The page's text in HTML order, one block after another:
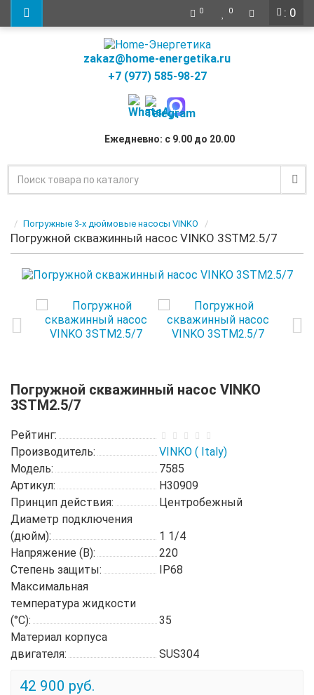
: 0
0 0
zakaz@home-energetika.ru
+7 (977) 585-98-27
Ежедневно: с 9.00 до 20.00
Погружные 3-х дюймовые насосы VINKO
Погружной скважинный насос VINKO 3STM2.5/7
Погружной скважинный насос VINKO
3STM2.5/7
Рейтинг:
Производитель:
VINKO ( Italy)
Модель:
7585
Артикул:
H30909
Принцип действия:
Центробежный
Диаметр подключения
(дюйм):
1 1/4
Напряжение (В):
220
Степень защиты:
IP68
Максимальная
температура жидкости
(°C):
35
Материал корпуса
двигателя:
SUS304
42 900 руб.